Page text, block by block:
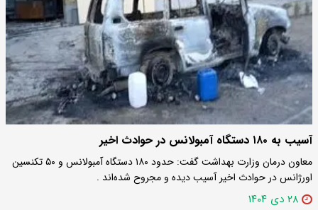
آسیب به ۱۸۰ دستگاه آمبولانس در حوادث اخیر
معاون درمان وزارت بهداشت گفت: حدود ۱۸۰ دستگاه آمبولانس و ۵۰ تکنسین
اورژانس در حوادث اخیر آسیب دیده و مجروح شده‌اند .
۲۸ دی ۱۴۰۴